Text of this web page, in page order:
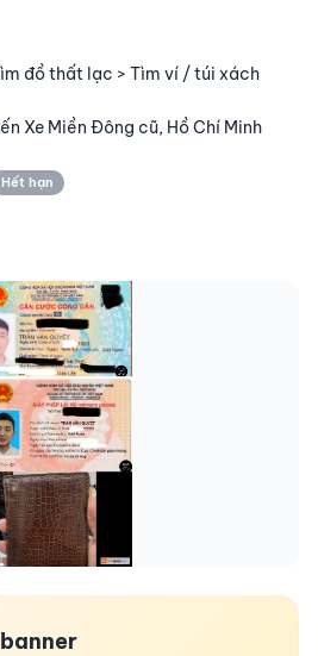
đồ thất lạc > Tìm ví / túi xách
Xe Miền Đông cũ, Hồ Chí Minh
Hết hạn